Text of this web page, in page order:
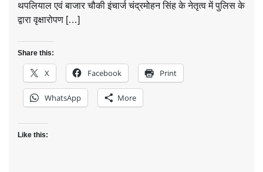
थपलियाल एवं बाजार चौकी इंचार्ज चंद्रमोहन सिंह के नेतृत्व में पुलिस के
द्वारा वृक्षारोपण […]
Share this:
X Facebook Print
WhatsApp More
Like this: